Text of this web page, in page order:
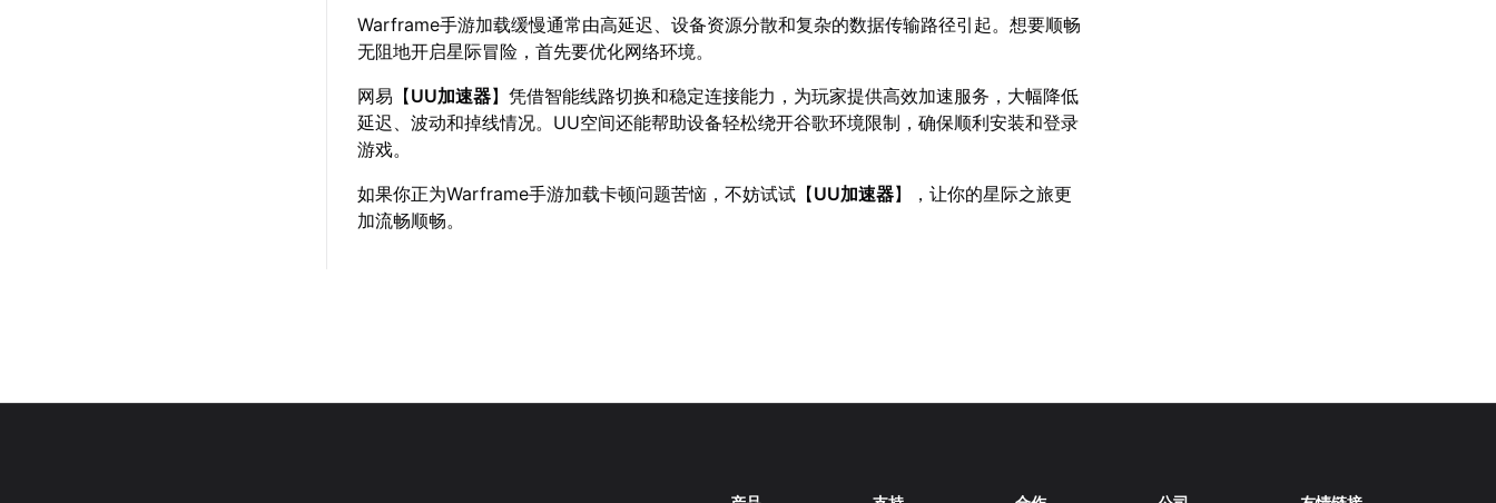
Warframe手游加载缓慢通常由高延迟、设备资源分散和复杂的数据传输路径引起。想要顺畅
无阻地开启星际冒险，首先要优化网络环境。
网易【UU加速器】凭借智能线路切换和稳定连接能力，为玩家提供高效加速服务，大幅降低
延迟、波动和掉线情况。UU空间还能帮助设备轻松绕开谷歌环境限制，确保顺利安装和登录
游戏。
如果你正为Warframe手游加载卡顿问题苦恼，不妨试试【UU加速器】，让你的星际之旅更
加流畅顺畅。